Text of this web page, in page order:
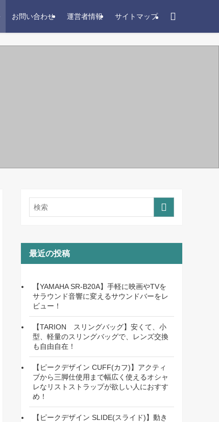
お問い合わせ 運営者情報 サイトマップ
最近の投稿
【YAMAHA SR-B20A】手軽に映画やTVを
サラウンド音響に変えるサウンドバーをレ
ビュー！
【TARION スリングバッグ】安くて、小
型、軽量のスリングバッグで、レンズ交換
も自由自在！
【ピークデザイン CUFF(カフ)】アクティ
ブから三脚仕使用まで幅広く使えるオシャ
レなリストストラップが欲しい人におすす
め！
【ピークデザイン SLIDE(スライド)】動き